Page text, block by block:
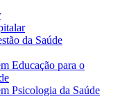
da Saúde
Educação para o
Psicologia da Saúde